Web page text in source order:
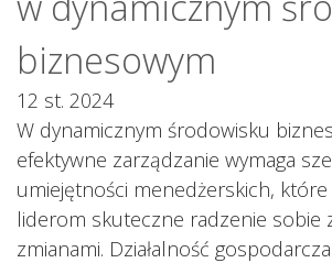
biznesowym
12 st. 2024
W dynamicznym środowisku
efektywne zarządzanie wymaga
umiejętności menedżerskich, które
liderom skuteczne radzenie sobie
zmianami. Działalność